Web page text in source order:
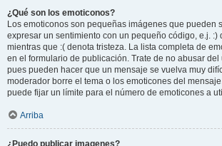
¿Qué son los emoticonos?
Los emoticonos son pequeñas imágenes que pueden
expresar un sentimiento con un pequeño código, e.j. :)
mientras que :( denota tristeza. La lista completa de
en el formulario de publicación. Trate de no abusar del
pues pueden hacer que un mensaje se vuelva muy
moderador borre el tema o los emoticones del
puede fijar un límite para el número de emoticones a
Arriba
¿Puedo publicar imagenes?